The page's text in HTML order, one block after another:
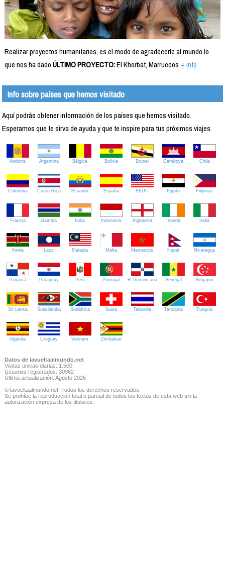
Realizar proyectos humanitarios, es el modo de agradecerle al mundo lo
que nos ha dado.ÚLTIMO PROYECTO:El Khorbat, Marruecos + info
Info sobre países que hemos visitado
Aquí podrás obtener información de los países que hemos visitado.
Esperamos que te sirva de ayuda y que te inspire para tus próximos viajes.
Andorra Argentina Bélgica Bolivia Brunei Camboya Chile
Colombia Costa Rica Ecuador España EEUU Egipto Filipinas
Francia Gambia India Indonesia Inglaterra Irlanda Italia
Kenia Laos Malasia Malta Marruecos Nepal Nicaragua
Panamá Paraguay Perú Portugal R.Dominicana Senegal Singapur
Sri Lanka Suazilandia Sudáfrica Suiza Tailandia Tanzania Turquía
Uganda Uruguay Vietnam Zimbabue
Datos de lavueltaalmundo.net
Visitas únicas diarias: 1.500
Usuarios registrados: 30962
Última actualización: Agosto 2026
© lavueltaalmundo.net. Todos los derechos reservados.
Se prohíbe la reproducción total o parcial de todos los textos de esta web sin la
autorización expresa de los titulares.